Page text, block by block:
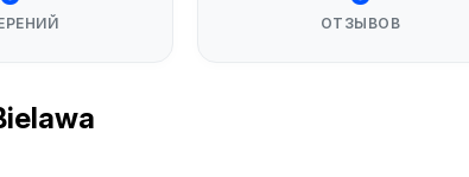
ОТЗЫВОВ